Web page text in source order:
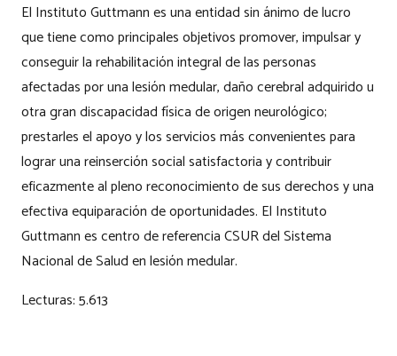
El Instituto Guttmann es una entidad sin ánimo de lucro
que tiene como principales objetivos promover, impulsar y
conseguir la rehabilitación integral de las personas
afectadas por una lesión medular, daño cerebral adquirido u
otra gran discapacidad física de origen neurológico;
prestarles el apoyo y los servicios más convenientes para
lograr una reinserción social satisfactoria y contribuir
eficazmente al pleno reconocimiento de sus derechos y una
efectiva equiparación de oportunidades. El Instituto
Guttmann es centro de referencia CSUR del Sistema
Nacional de Salud en lesión medular.
Lecturas:5.613